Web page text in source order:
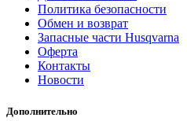
Политика безопасности
Обмен и возврат
Запасные части Husqvarna
Оферта
Контакты
Новости
Дополнительно